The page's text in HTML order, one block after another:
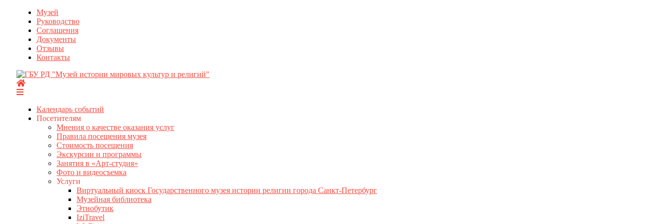
Перейти
содержимому
Музей
Руководство
Соглашения
Документы
Отзывы
Контакты
Календарь событий
Посетителям
Мнения о качестве оказания услуг
Правила посещения музея
Стоимость посещения
Экскурсии и программы
Занятия в «Арт-студия»
Фото и видеосъемка
Услуги
Виртуальный киоск Государственного музея истории религии города Санкт-Петербург
Музейная библиотека
Этнобутик
IziTravel